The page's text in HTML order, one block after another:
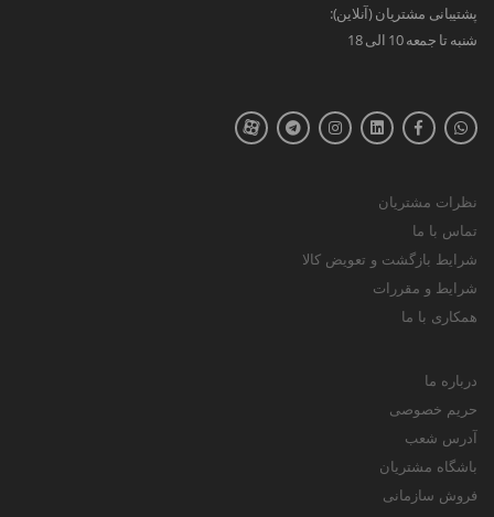
پشتیبانی مشتریان (آنلاین):
شنبه تا جمعه 10 الی 18
نظرات مشتریان
تماس با ما
شرایط بازگشت و تعویض کالا
شرایط و مقررات
همکاری با ما
درباره ما
حریم خصوصی
آدرس شعب
باشگاه مشتریان
فروش سازمانی